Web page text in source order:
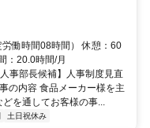
IPOを目指しており、上場
直しをお願いします。
働時間08時間） 休憩：60
：20.0時間/月
事部長候補】人事制度見直
の内容 食品メーカー様を主
を通してお客様の事...
土日祝休み